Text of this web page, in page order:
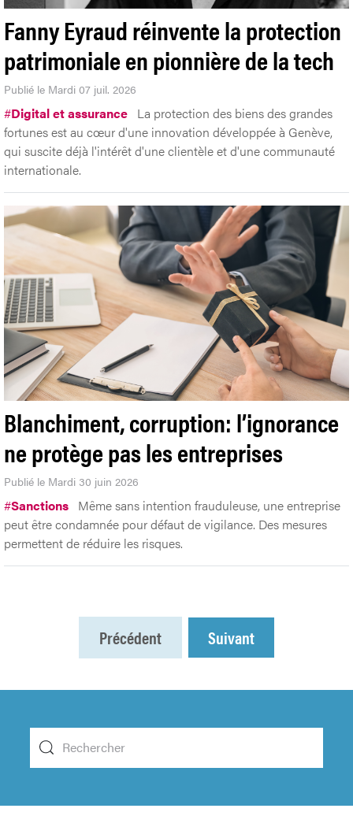
Fanny Eyraud réinvente la protection
patrimoniale en pionnière de la tech
Publié le Mardi 07 juil. 2026
#Digital et assurance La protection des biens des grandes
fortunes est au cœur d'une innovation développée à Genève,
qui suscite déjà l'intérêt d'une clientèle et d'une communauté
internationale.
Blanchiment, corruption: l’ignorance
ne protège pas les entreprises
Publié le Mardi 30 juin 2026
#Sanctions Même sans intention frauduleuse, une entreprise
peut être condamnée pour défaut de vigilance. Des mesures
permettent de réduire les risques.
Précédent Suivant